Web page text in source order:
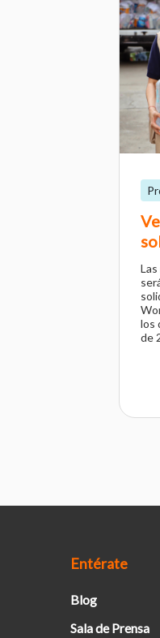
los
de
Entérate
Blog
Sala de Prensa